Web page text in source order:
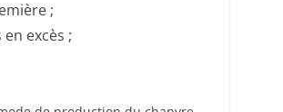
;
excès ;